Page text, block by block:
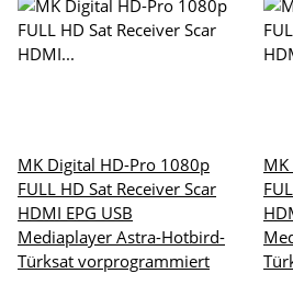
MK Digital HD-Pro 1080p
FULL HD Sat Receiver Scar
HDMI EPG USB
Mediaplayer Astra-Hotbird-
Türksat vorprogrammiert